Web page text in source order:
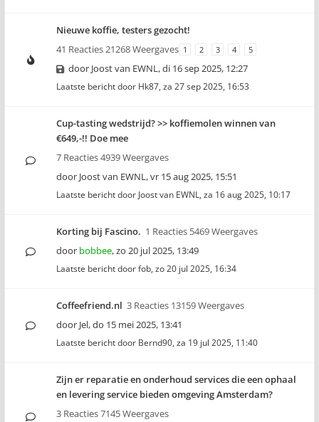
Nieuwe koffie, testers gezocht!
41 Reacties 21268 Weergaves 1 2 3 4 5
door Joost van EWNL,di 16 sep 2025, 12:27
Laatste bericht door Hk87, za 27 sep 2025, 16:53
Cup-tasting wedstrijd? >> koffiemolen winnen van
€649,-!! Doe mee
7 Reacties 4939 Weergaves
door Joost van EWNL,vr 15 aug 2025, 15:51
Laatste bericht door Joost van EWNL, za 16 aug 2025, 10:17
Korting bij Fascino. 1 Reacties 5469 Weergaves
door bobbee,zo 20 jul 2025, 13:49
Laatste bericht doorfob, zo 20 jul 2025, 16:34
Coffeefriend.nl 3 Reacties 13159 Weergaves
door Jel,do 15 mei 2025, 13:41
Laatste bericht door Bernd90, za 19 jul 2025, 11:40
Zijn er reparatie en onderhoud services die een ophaal
en levering service bieden omgeving Amsterdam?
3 Reacties 7145 Weergaves